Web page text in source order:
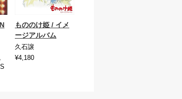
もののけ姫 / イメ
ージアルバム
久石譲
¥4,180